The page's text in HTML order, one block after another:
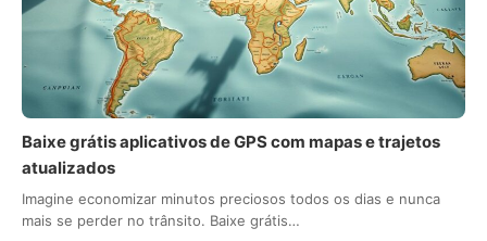
Baixe grátis aplicativos de GPS com mapas e trajetos
atualizados
Imagine economizar minutos preciosos todos os dias e nunca
mais se perder no trânsito. Baixe grátis…